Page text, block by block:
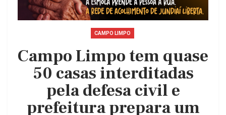
CAMPO LIMPO
Campo Limpo tem quase
50 casas interditadas
pela defesa civil e
prefeitura prepara um